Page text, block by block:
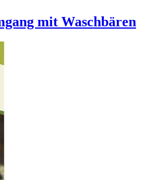
mit Waschbären